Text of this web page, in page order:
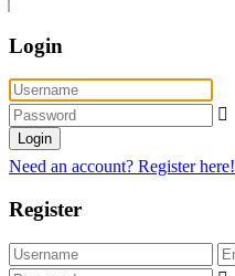
Login
Login
Need an account? Register here!
Register